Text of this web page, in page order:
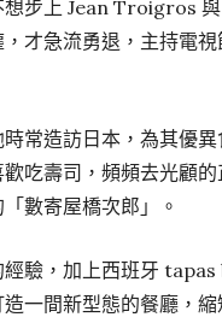
想步上 Jean Troigros
才急流勇退，主持電
常造訪日本，為其優
吃壽司，頻頻去光顧的
數寄屋橋次郎」。
驗，加上西班牙
一間新型態的餐廳，